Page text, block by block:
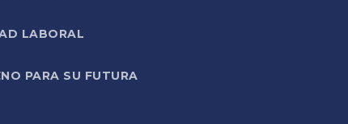
LABORAL
PARA SU FUTURA